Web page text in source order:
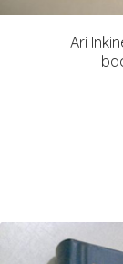
Ari